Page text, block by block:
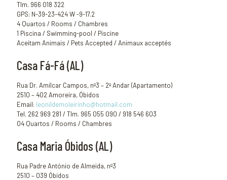
Tlm. 966 018 322
GPS: N-39-23-424 W -9-17.2
4 Quartos / Rooms / Chambres
1 Piscina / Swimming-pool / Piscine
Aceitam Animais / Pets Accepted / Animaux acceptés
Casa Fá-Fá (AL)
Rua Dr. Amílcar Campos, nº3 – 2º Andar (Apartamento)
2510 – 402 Amoreira, Óbidos
Email: leonildemoleirinho@hotmail.com
Tel. 262 969 281 / Tlm. 965 055 090 / 918 546 603
04 Quartos / Rooms / Chambres
Casa Maria Óbidos (AL)
Rua Padre António de Almeida, nº3
2510 – 039 Óbidos